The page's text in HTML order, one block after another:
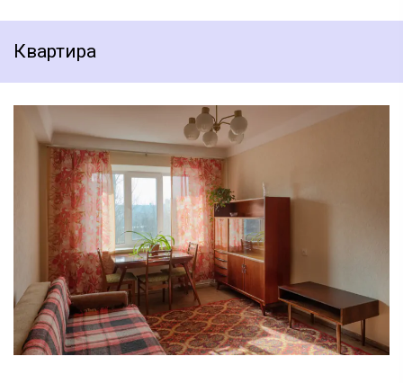
Квартира